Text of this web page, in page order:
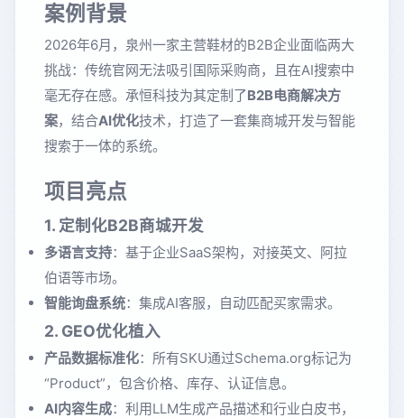
案例背景
2026年6月，泉州一家主营鞋材的B2B企业面临两大
挑战：传统官网无法吸引国际采购商，且在AI搜索中
毫无存在感。承恒科技为其定制了B2B电商解决方
案，结合AI优化技术，打造了一套集商城开发与智能
搜索于一体的系统。
项目亮点
1. 定制化B2B商城开发
多语言支持：基于企业SaaS架构，对接英文、阿拉
伯语等市场。
智能询盘系统：集成AI客服，自动匹配买家需求。
2. GEO优化植入
产品数据标准化：所有SKU通过Schema.org标记为
“Product”，包含价格、库存、认证信息。
AI内容生成：利用LLM生成产品描述和行业白皮书，